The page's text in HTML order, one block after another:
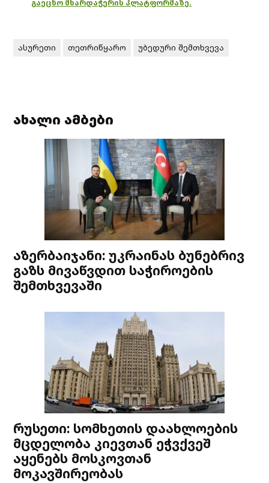
გაეცნო მხარდაჭერის პლატფორმაზე.
ასურეთი თეთრიწყარო უბედური შემთხვევა
ახალი ამბები
აზერბაიჯანი: უკრაინას ბუნებრივ
გაზს მივაწვდით საჭიროების
შემთხვევაში
რუსეთი: სომხეთის დაახლოების
მცდელობა კიევთან ეჭვქვეშ
აყენებს მოსკოვთან
მოკავშირეობას